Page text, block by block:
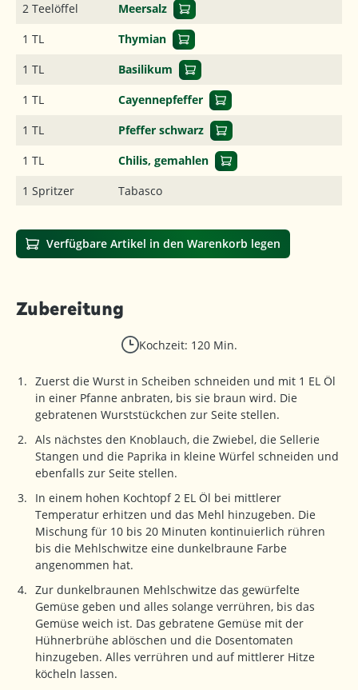
2 Teelöffel
Meersalz
1 TL
Thymian
1 TL
Basilikum
1 TL
Cayennepfeffer
1 TL
Pfeffer schwarz
1 TL
Chilis, gemahlen
1 Spritzer
Tabasco
Verfügbare Artikel in den Warenkorb legen
Zubereitung
Kochzeit: 120 Min.
Zuerst die Wurst in Scheiben schneiden und mit 1 EL Öl
in einer Pfanne anbraten, bis sie braun wird. Die
gebratenen Wurststückchen zur Seite stellen.
Als nächstes den Knoblauch, die Zwiebel, die Sellerie
Stangen und die Paprika in kleine Würfel schneiden und
ebenfalls zur Seite stellen.
In einem hohen Kochtopf 2 EL Öl bei mittlerer
Temperatur erhitzen und das Mehl hinzugeben. Die
Mischung für 10 bis 20 Minuten kontinuierlich rühren
bis die Mehlschwitze eine dunkelbraune Farbe
angenommen hat.
Zur dunkelbraunen Mehlschwitze das gewürfelte
Gemüse geben und alles solange verrühren, bis das
Gemüse weich ist. Das gebratene Gemüse mit der
Hühnerbrühe ablöschen und die Dosentomaten
hinzugeben. Alles verrühren und auf mittlerer Hitze
köcheln lassen.